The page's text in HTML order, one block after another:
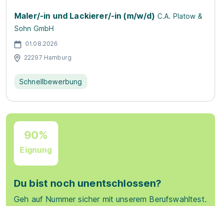
Maler/-in und Lackierer/-in (m/w/d) C.A. Platow &
Sohn GmbH
01.08.2026
22297 Hamburg
Schnellbewerbung
90%
Eignung
Du bist noch unentschlossen?
Geh auf Nummer sicher mit unserem Berufswahltest.